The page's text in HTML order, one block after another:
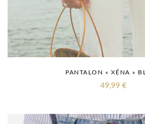
PANTALON « XÉNA »
49,99 €